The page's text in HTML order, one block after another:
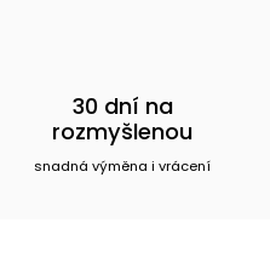
30 dní na
rozmyšlenou
snadná výměna i vrácení